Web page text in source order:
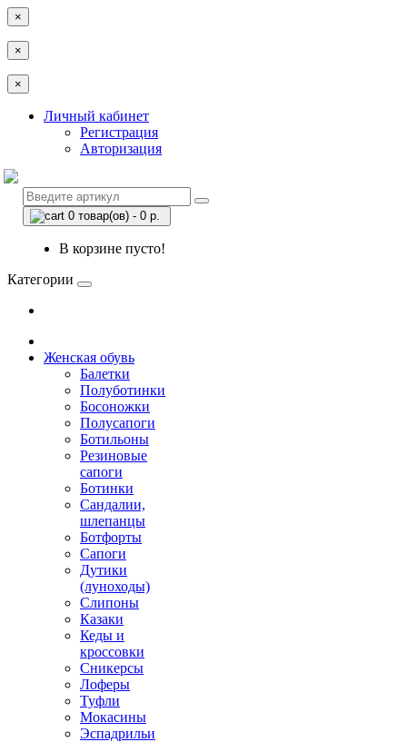
×
×
×
Личный кабинет
Регистрация
Авторизация
0 товар(ов) - 0 р.
В корзине пусто!
Категории
Женская обувь
Балетки
Полуботинки
Босоножки
Полусапоги
Ботильоны
Резиновые
сапоги
Ботинки
Сандалии,
шлепанцы
Ботфорты
Сапоги
Дутики
(луноходы)
Слипоны
Казаки
Кеды и
кроссовки
Сникерсы
Лоферы
Туфли
Мокасины
Эспадрильи